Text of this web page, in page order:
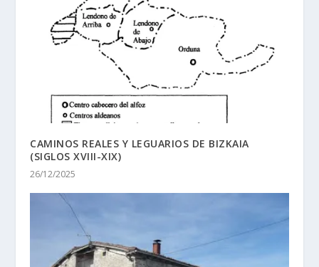
CAMINOS REALES Y LEGUARIOS DE BIZKAIA
(SIGLOS XVIII-XIX)
26/12/2025